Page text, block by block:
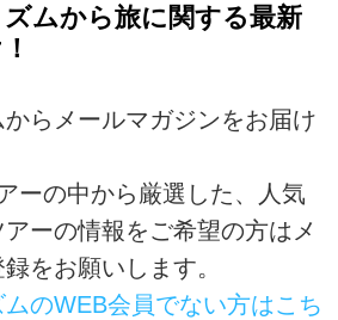
ムから旅に関する最新
らメールマガジンをお届け
ーの中から厳選した、人気
ーの情報をご希望の方はメ
をお願いします。
のWEB会員でない方はこち